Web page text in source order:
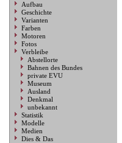
Aufbau
Geschichte
Varianten
Farben
Motoren
Fotos
Verbleibe
Abstellorte
Bahnen des Bundes
private EVU
Museum
Ausland
Denkmal
unbekannt
Statistik
Modelle
Medien
Dies & Das